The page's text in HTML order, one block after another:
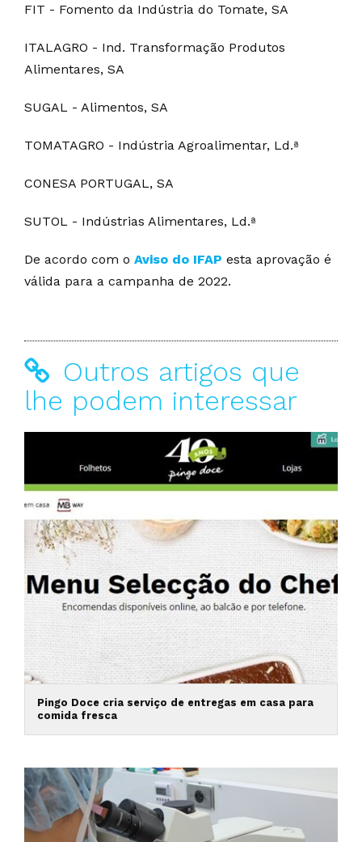
FIT - Fomento da Indústria do Tomate, SA
ITALAGRO - Ind. Transformação Produtos
Alimentares, SA
SUGAL - Alimentos, SA
TOMATAGRO - Indústria Agroalimentar, Ld.ª
CONESA PORTUGAL, SA
SUTOL - Indústrias Alimentares, Ld.ª
De acordo com o Aviso do IFAP esta aprovação é
válida para a campanha de 2022.
Outros artigos que
lhe podem interessar
Pingo Doce cria serviço de entregas em casa para
comida fresca